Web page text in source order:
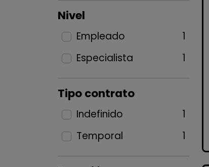
Nivel
Empleado
1
Especialista
1
Tipo contrato
Indefinido
1
Temporal
1